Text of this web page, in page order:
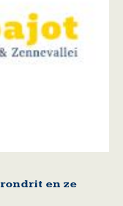
en ze